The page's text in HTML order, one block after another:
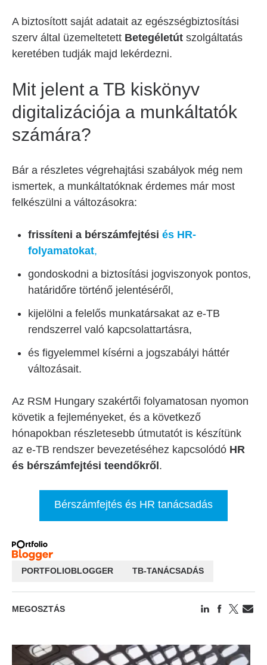
A biztosított saját adatait az egészségbiztosítási
szerv által üzemeltetett Betegéletút szolgáltatás
keretében tudják majd lekérdezni.
Mit jelent a TB kiskönyv
digitalizációja a munkáltatók
számára?
Bár a részletes végrehajtási szabályok még nem
ismertek, a munkáltatóknak érdemes már most
felkészülni a változásokra:
frissíteni a bérszámfejtési és HR-
folyamatokat,
gondoskodni a biztosítási jogviszonyok pontos,
határidőre történő jelentéséről,
kijelölni a felelős munkatársakat az e-TB
rendszerrel való kapcsolattartásra,
és figyelemmel kísérni a jogszabályi háttér
változásait.
Az RSM Hungary szakértői folyamatosan nyomon
követik a fejleményeket, és a következő
hónapokban részletesebb útmutatót is készítünk
az e-TB rendszer bevezetéséhez kapcsolódó HR
és bérszámfejtési teendőkről .
Bérszámfejtés és HR tanácsadás
PORTFOLIOBLOGGER TB-TANÁCSADÁS
MEGOSZTÁS